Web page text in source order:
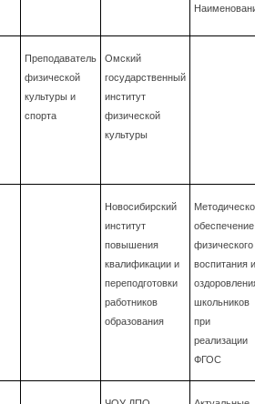
Преподаватель
физической
культуры и
спорта
Омский
государственный
институт
физической
культуры
Новосибирский
институт
повышения
квалификации и
переподготовки
работников
образования
обеспечение
физического
воспитания и
школьников
при
реализации
ФГОС